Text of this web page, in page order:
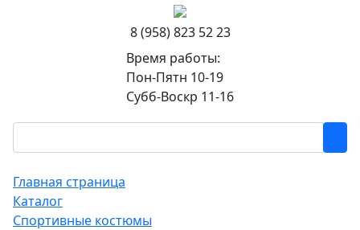
8 (958) 823 52 23
Время работы:
Пон-Пятн 10-19
Субб-Воскр 11-16
Главная страница
Каталог
Спортивные костюмы